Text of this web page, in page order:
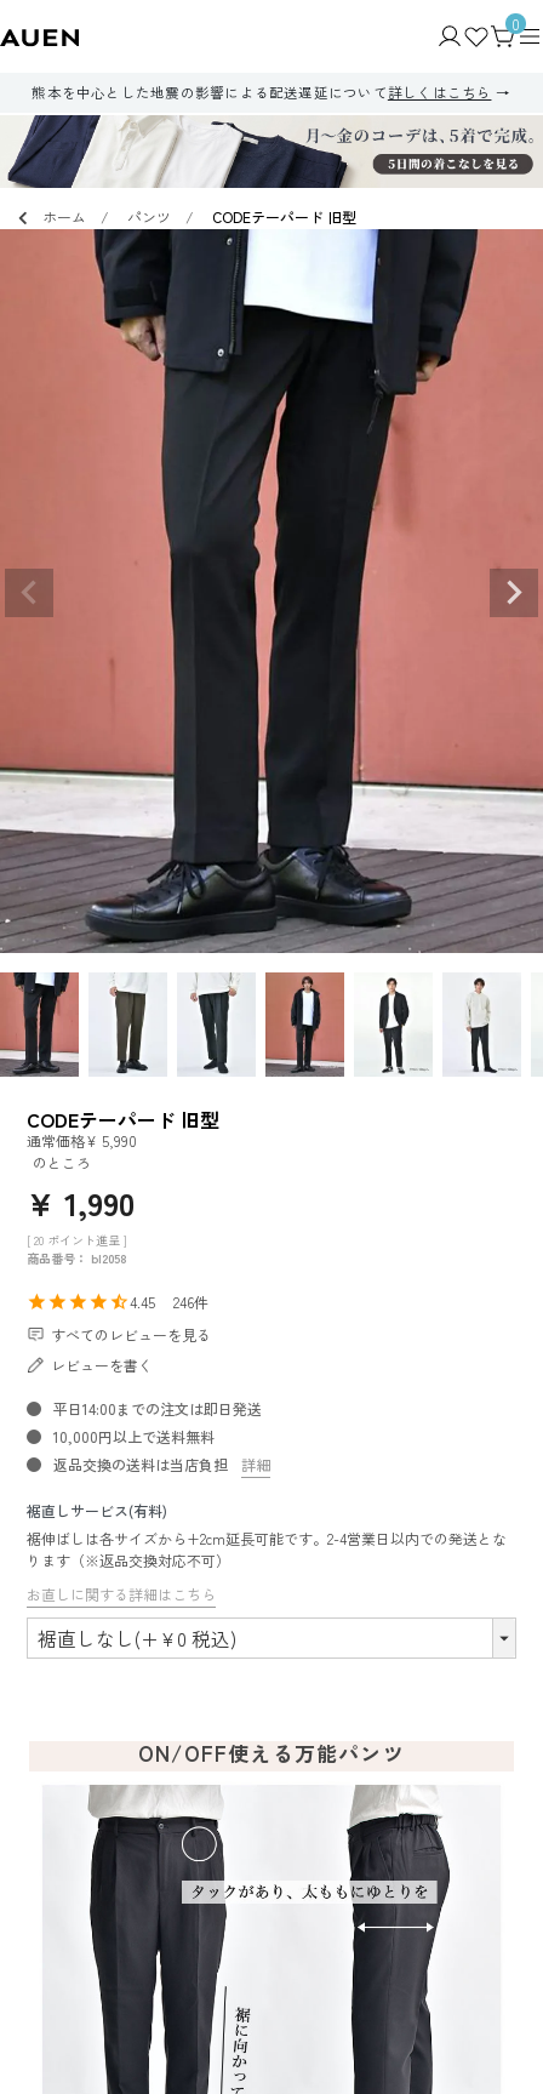
0
熊本を中心とした地震の影響による配送遅延について詳しくはこちら
ホーム パンツ CODEテーパード 旧型
CODEテーパード 旧型
通常価格¥ 5,990
のところ
¥ 1,990
[ 20 ポイント進呈 ]
商品番号
bl2058
4.45
246
すべてのレビューを見る
レビューを書く
平日14:00までの注文は即日発送
10,000円以上で送料無料
返品交換の送料は当店負担
詳細
裾直しサービス(有料)
裾伸ばしは各サイズから+2cm延長可能です。2-4営業日以内での発送とな
ります（※返品交換対応不可）
お直しに関する詳細はこちら
ON/OFF使える万能パンツ